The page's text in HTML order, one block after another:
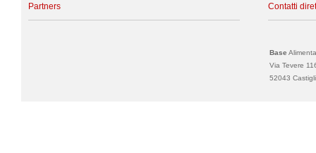
Partners Contatti
Base
Via Tevere
52043